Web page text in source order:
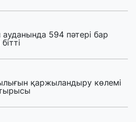
594 пәтері бар
қаржыландыру көлемі